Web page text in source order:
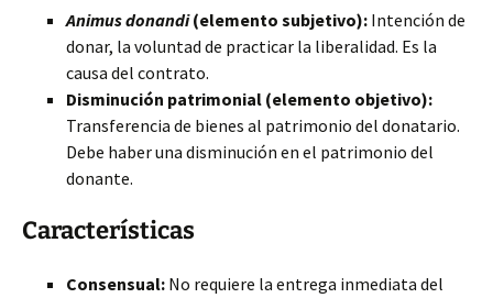
Animus donandi(elemento subjetivo): Intención de
donar, la voluntad de practicar la liberalidad. Es la
causa del contrato.
Disminución patrimonial (elemento objetivo):
Transferencia de bienes al patrimonio del donatario.
Debe haber una disminución en el patrimonio del
donante.
Características
Consensual: No requiere la entrega inmediata del